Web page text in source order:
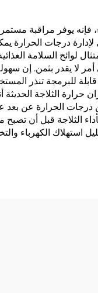
فإنه يوفر مراقبة
درجات الحرارة
السلامة
لا يقدر بثمن. إن
للبرمجة تنذر
الثلاجة الحديثة
درجات الحرارة عن بعد
الثلاجة قبل أن
الكهرباء